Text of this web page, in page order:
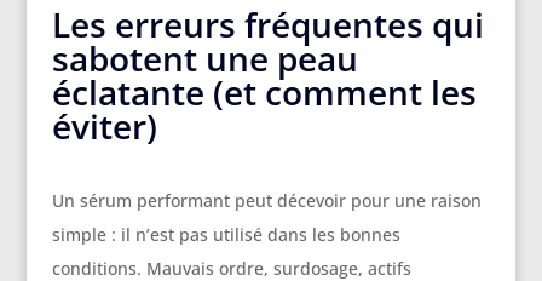
Les erreurs fréquentes qui
sabotent une peau
éclatante (et comment les
éviter)
Un sérum performant peut décevoir pour une raison
simple : il n’est pas utilisé dans les bonnes
conditions. Mauvais ordre, surdosage, actifs